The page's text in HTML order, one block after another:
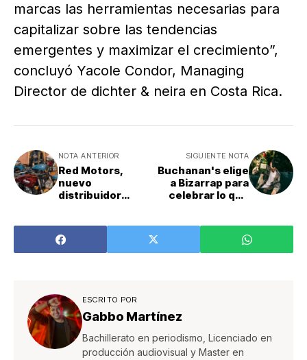
marcas las herramientas necesarias para
capitalizar sobre las tendencias
emergentes y maximizar el crecimiento”,
concluyó Yacole Condor, Managing
Director de dichter & neira en Costa Rica.
NOTA ANTERIOR
Red Motors,
nuevo
distribuidor
Costa Rica
SIGUIENTE NOTA
Buchanan's elige
a Bizarrap para
celebrar lo que
campaña
‘Estamos en
familia’
ESCRITO POR
Gabbo Martínez
Bachillerato en periodismo, Licenciado en
producción audiovisual y Master en